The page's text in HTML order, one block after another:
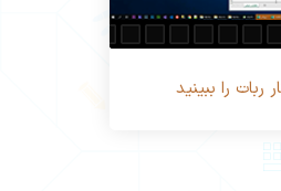
ربات را ببینید